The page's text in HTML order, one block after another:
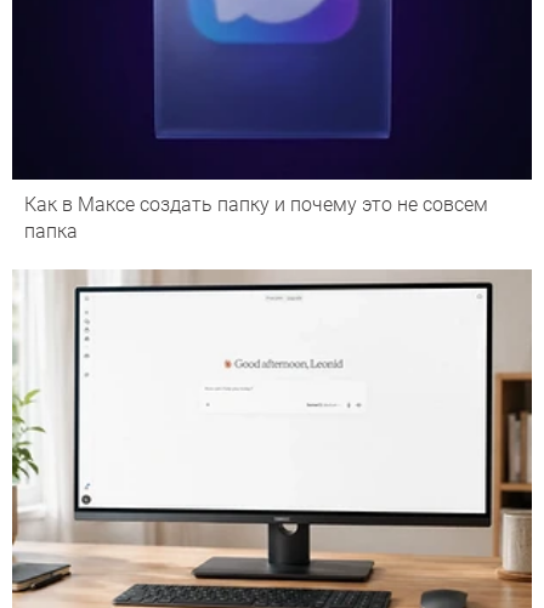
Как в Максе создать папку и почему это не совсем
папка